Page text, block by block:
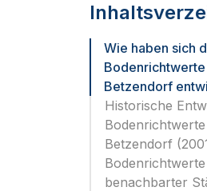
Wie haben sich
Betzendorf
Historische
Betzendorf
Bodenrichtwerte
benachbarter